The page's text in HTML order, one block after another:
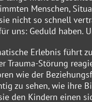
Menschen,
nicht so schnell
uns: Geduld haben.
Erlebnis führt
Störung
wie der
zu sehen, wie ihre
den Kindern einen